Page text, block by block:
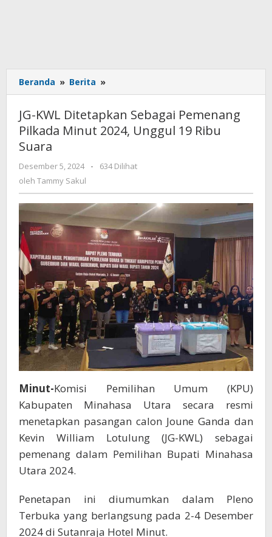
Beranda » Berita »
KWL
Ditetapkan
Sebagai
Pemenang
2024,
19
Ribu
Suara
JG-KWL Ditetapkan Sebagai Pemenang
Pilkada Minut 2024, Unggul 19 Ribu
Suara
Desember 5, 2024
oleh
-
634 Dilihat
oleh Tammy Sakul
Minut-Komisi Pemilihan Umum (KPU)
Kabupaten Minahasa Utara secara resmi
menetapkan pasangan calon Joune Ganda dan
Kevin William Lotulung (JG-KWL) sebagai
pemenang dalam Pemilihan Bupati Minahasa
Utara 2024.
Penetapan ini diumumkan dalam Pleno
Terbuka yang berlangsung pada 2-4 Desember
2024 di Sutanraja Hotel Minut.